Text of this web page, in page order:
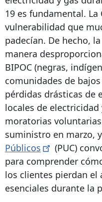
19 es fundamental. La
vulnerabilidad que
padecían. De hecho,
manera
BIPOC (negras,
comunidades de
pérdidas drásticas de
locales de
moratorias
suministro en marzo,
Públicos
(PUC)
para comprender
los clientes pierdan el
esenciales durante la